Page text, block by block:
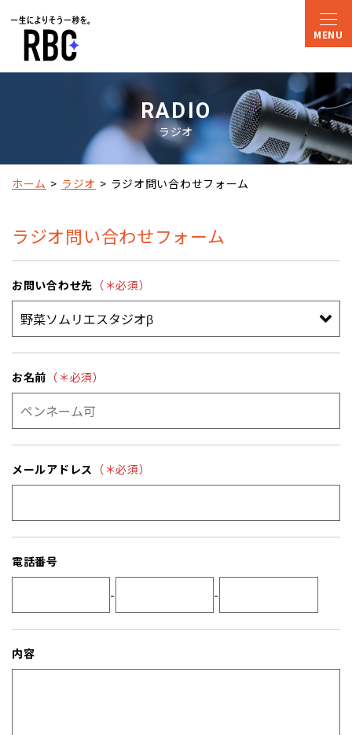
RADIO
ラジオ
ホーム ラジオ ラジオ問い合わせフォーム
ラジオ問い合わせフォーム
お問い合わせ先 （＊必須）
お名前 （＊必須）
メールアドレス （＊必須）
電話番号
- -
内容